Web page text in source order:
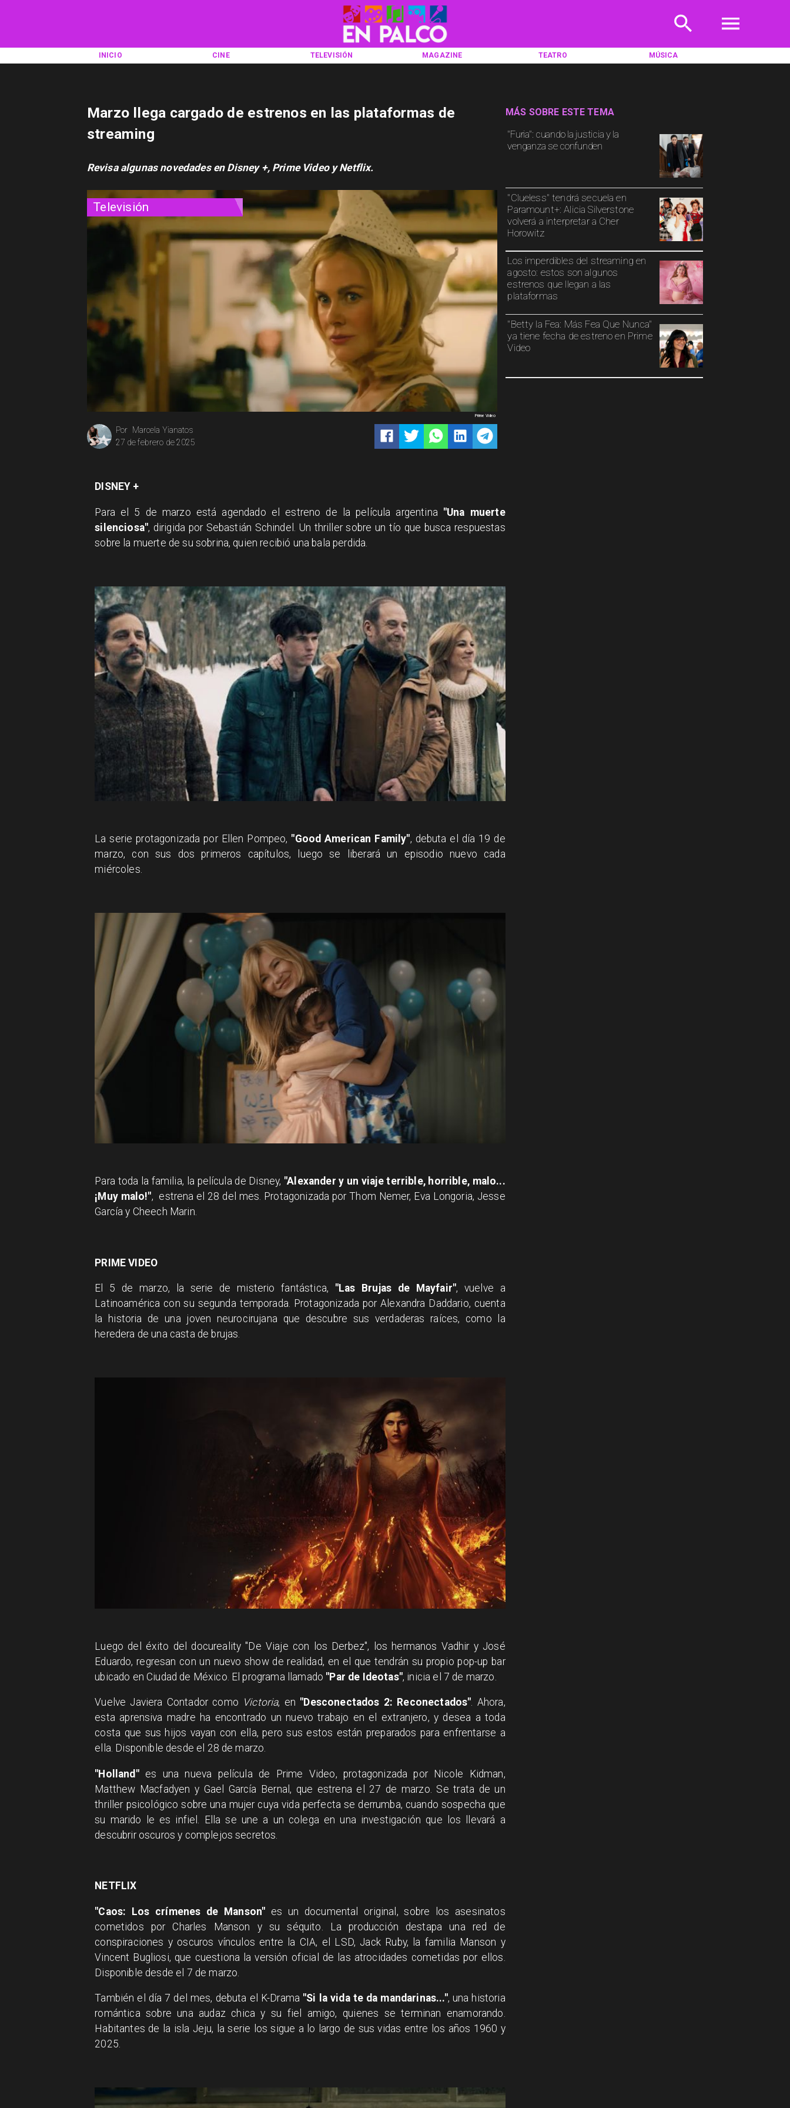
INICIO CINE TELEVISIÓN MAGAZINE TEATRO MÚSICA
Televisión
Marcela Yianatos
Por
27 de febrero de 2025
Prime Video
"Furia": cuando la justicia y la
venganza se confunden
"Clueless" tendrá secuela en
Paramount+: Alicia Silverstone
volverá a interpretar a Cher
Horowitz
Los imperdibles del streaming en
agosto: estos son algunos
estrenos que llegan a las
plataformas
"Betty la Fea: Más Fea Que Nunca"
ya tiene fecha de estreno en Prime
Video
MÁS SOBRE ESTE TEMA
Marzo llega cargado de estrenos en las plataformas de
streaming
Revisa algunas novedades en Disney +, Prime Video y Netflix.
DISNEY +
Para el 5 de marzo está agendado el estreno de la película argentina "Una muerte
silenciosa", dirigida por Sebastián Schindel. Un thriller sobre un tío que busca respuestas
sobre la muerte de su sobrina, quien recibió una bala perdida.
La serie protagonizada por Ellen Pompeo, "Good American Family", debuta el día 19 de
marzo, con sus dos primeros capítulos, luego se liberará un episodio nuevo cada
miércoles.
Para toda la familia, la película de Disney, "Alexander y un viaje terrible, horrible, malo...
¡Muy malo!", estrena el 28 del mes. Protagonizada por Thom Nemer, Eva Longoria, Jesse
García y Cheech Marin.
PRIME VIDEO
El 5 de marzo, la serie de misterio fantástica, "Las Brujas de Mayfair", vuelve a
Latinoamérica con su segunda temporada. Protagonizada por Alexandra Daddario, cuenta
la historia de una joven neurocirujana que descubre sus verdaderas raíces, como la
heredera de una casta de brujas.
Luego del éxito del docureality "De Viaje con los Derbez", los hermanos Vadhir y José
Eduardo, regresan con un nuevo show de realidad, en el que tendrán su propio pop-up bar
ubicado en Ciudad de México. El programa llamado "Par de Ideotas", inicia el 7 de marzo.
Vuelve Javiera Contador como Victoria, en "Desconectados 2: Reconectados". Ahora,
esta aprensiva madre ha encontrado un nuevo trabajo en el extranjero, y desea a toda
costa que sus hijos vayan con ella, pero sus estos están preparados para enfrentarse a
ella. Disponible desde el 28 de marzo.
"Holland"es una nueva película de Prime Video, protagonizada por Nicole Kidman,
Matthew Macfadyen y Gael García Bernal, que estrena el 27 de marzo. Se trata de un
thriller psicológico sobre una mujer cuya vida perfecta se derrumba, cuando sospecha que
su marido le es infiel. Ella se une a un colega en una investigación que los llevará a
descubrir oscuros y complejos secretos.
NETFLIX
"Caos: Los crímenes de Manson" es un documental original, sobre los asesinatos
cometidos por Charles Manson y su séquito. La producción destapa una red de
conspiraciones y oscuros vínculos entre la CIA, el LSD, Jack Ruby, la familia Manson y
Vincent Bugliosi, que cuestiona la versión oficial de las atrocidades cometidas por ellos.
Disponible desde el 7 de marzo.
También el día 7 del mes, debuta el K-Drama "Si la vida te da mandarinas...", una historia
romántica sobre una audaz chica y su fiel amigo, quienes se terminan enamorando.
Habitantes de la isla Jeju, la serie los sigue a lo largo de sus vidas entre los años 1960 y
2025.